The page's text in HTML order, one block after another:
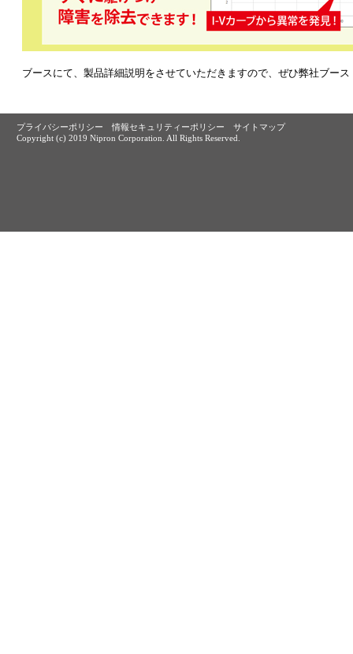
ブースにて、製品詳細説明をさせていただきますので、ぜひ弊社ブー
プライバシーポリシー 情報セキュリティーポリシー
サイトマップ
Copyright (c) 2019 Nipron Corporation. All Rights Reserved.